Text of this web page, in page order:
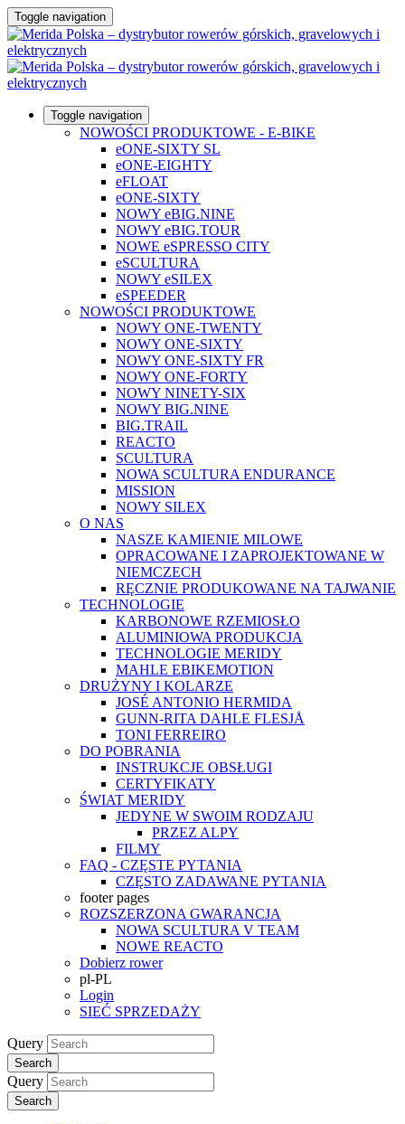
Toggle navigation
Toggle navigation
NOWOŚCI PRODUKTOWE - E-BIKE
eONE-SIXTY SL
eONE-EIGHTY
eFLOAT
eONE-SIXTY
NOWY eBIG.NINE
NOWY eBIG.TOUR
NOWE eSPRESSO CITY
eSCULTURA
NOWY eSILEX
eSPEEDER
NOWOŚCI PRODUKTOWE
NOWY ONE-TWENTY
NOWY ONE-SIXTY
NOWY ONE-SIXTY FR
NOWY ONE-FORTY
NOWY NINETY-SIX
NOWY BIG.NINE
BIG.TRAIL
REACTO
SCULTURA
NOWA SCULTURA ENDURANCE
MISSION
NOWY SILEX
O NAS
NASZE KAMIENIE MILOWE
OPRACOWANE I ZAPROJEKTOWANE W
NIEMCZECH
RĘCZNIE PRODUKOWANE NA TAJWANIE
TECHNOLOGIE
KARBONOWE RZEMIOSŁO
ALUMINIOWA PRODUKCJA
TECHNOLOGIE MERIDY
MAHLE EBIKEMOTION
DRUŻYNY I KOLARZE
JOSÉ ANTONIO HERMIDA
GUNN-RITA DAHLE FLESJÅ
TONI FERREIRO
DO POBRANIA
INSTRUKCJE OBSŁUGI
CERTYFIKATY
ŚWIAT MERIDY
JEDYNE W SWOIM RODZAJU
PRZEZ ALPY
FILMY
FAQ - CZĘSTE PYTANIA
CZĘSTO ZADAWANE PYTANIA
footer pages
ROZSZERZONA GWARANCJA
NOWA SCULTURA V TEAM
NOWE REACTO
Dobierz rower
pl-PL
Login
SIEĆ SPRZEDAŻY
Query
Search
Query
Search